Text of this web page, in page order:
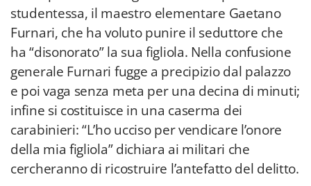
studentessa, il maestro elementare Gaetano
Furnari, che ha voluto punire il seduttore che
ha “disonorato” la sua figliola. Nella confusione
generale Furnari fugge a precipizio dal palazzo
e poi vaga senza meta per una decina di minuti;
infine si costituisce in una caserma dei
carabinieri: “L’ho ucciso per vendicare l’onore
della mia figliola” dichiara ai militari che
cercheranno di ricostruire l’antefatto del delitto.